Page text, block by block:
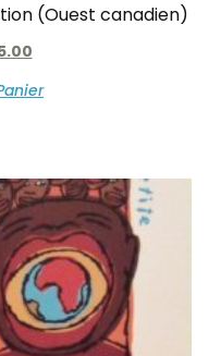
(Ouest canadien)